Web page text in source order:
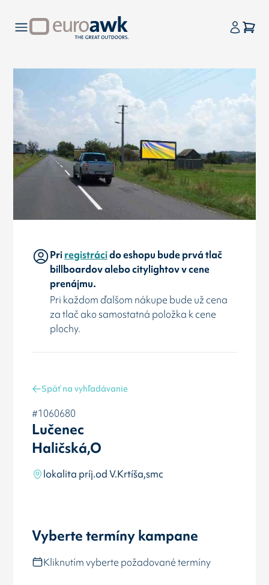
Priregistrácido eshopu bude prvá tlač
billboardov alebo citylightov v cene
prenájmu.
Pri každom ďalšom nákupe bude už cena
za tlač ako samostatná položka k cene
plochy.
Späť na vyhľadávanie
#1060680
Lučenec
Haličská,O
lokalita príj.od V.Krtíša,smc
Vyberte termíny kampane
Kliknutím vyberte požadované termíny